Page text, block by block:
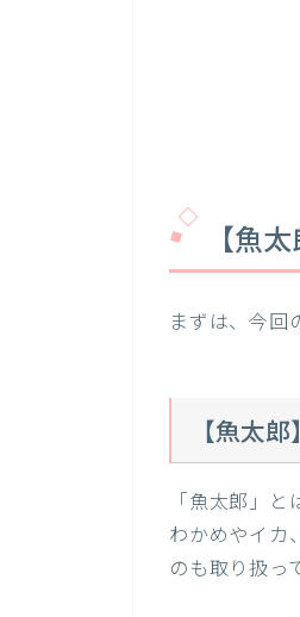
【魚
まずは、今回
【魚太
「魚太郎」
わかめやイカ
のも取り扱っ